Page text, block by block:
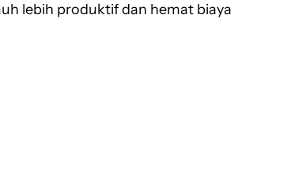
lebih produktif dan hemat biaya